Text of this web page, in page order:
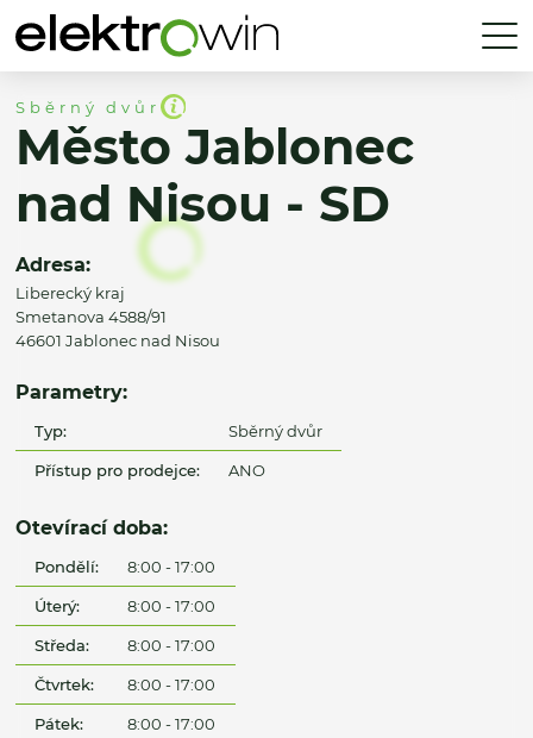
Sběrný dvůr
Město Jablonec
nad Nisou - SD
Adresa:
Liberecký kraj
Smetanova 4588/91
46601 Jablonec nad Nisou
Parametry:
Typ: Sběrný dvůr
Přístup pro prodejce: ANO
Otevírací doba:
Pondělí: 8:00 - 17:00
Úterý: 8:00 - 17:00
Středa: 8:00 - 17:00
Čtvrtek: 8:00 - 17:00
Pátek: 8:00 - 17:00